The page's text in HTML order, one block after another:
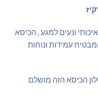
ונעים למגע , הכיסא
עמידות ונוחות
הכיסא הזה מושלם